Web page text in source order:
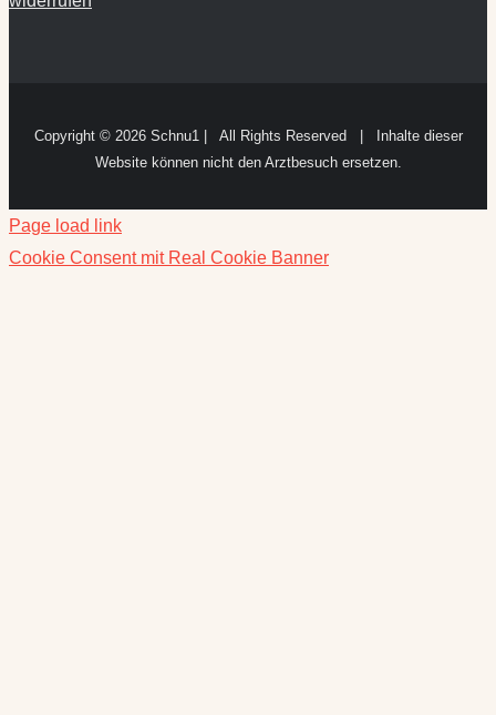
Copyright © 2026 Schnu1 | All Rights Reserved | Inhalte dieser
Website können nicht den Arztbesuch ersetzen.
Page load link
Cookie Consent mit Real Cookie Banner